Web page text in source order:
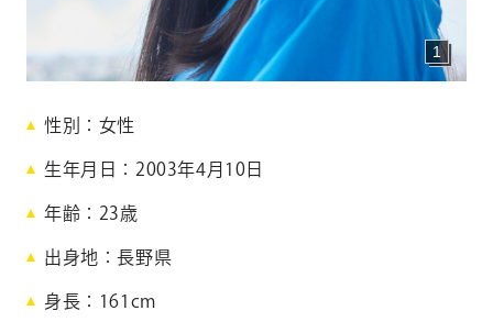
Amuse Solution アミューズのソリューション
ENGLISH
1
本
梨
紗
性別 女性
生年月日 2003年4月10日
年齢 23歳
出身地 長野県
身長 161cm